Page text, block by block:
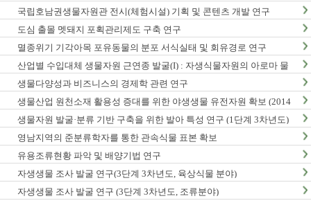
국립호남권생물자원관 전시(체험시설) 기획 및 콘텐츠 개발 연구
도심 출몰 멧돼지 포획관리제도 구축 연구
멸종위기 기각아목 포유동물의 분포 서식실태 및 회유경로 연구
산업별 수입대체 생물자원 근연종 발굴(I) : 자생식물자원의 아로마 물
질 탐색 및 발굴
생물다양성과 비즈니스의 경제학 관련 연구
생물산업 원천소재 활용성 증대를 위한 야생생물 유전자원 확보 (2014
년)
생물자원 발굴·분류 기반 구축을 위한 발아 특성 연구 (1단계 3차년도)
영남지역의 준분류학자를 통한 관속식물 표본 확보
유용조류현황 파악 및 배양기법 연구
자생생물 조사 발굴 연구(3단계 3차년도, 육상식물 분야)
자생생물 조사 발굴 연구 (3단계 3차년도, 조류분야)